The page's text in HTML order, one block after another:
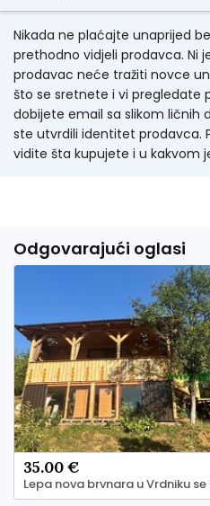
Nikada ne plaćajte unaprijed
prethodno vidjeli prodavca. Ni
prodavac neće tražiti novce
što se sretnete i vi pregledate
dobijete email sa slikom ličnih
ste utvrdili identitet prodavca.
vidite šta kupujete i u kakvom
Odgovarajući oglasi
35.00 €